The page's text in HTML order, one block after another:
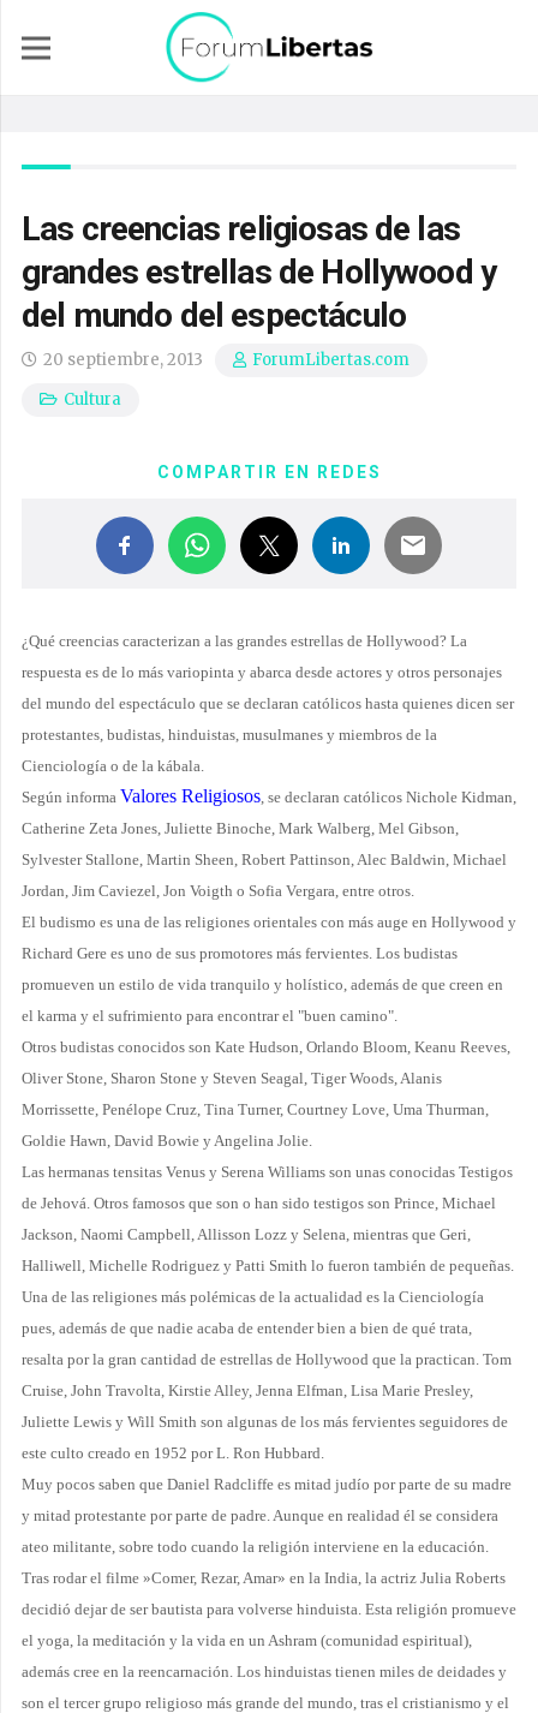
Las creencias religiosas de las
grandes estrellas de Hollywood y
del mundo del espectáculo
20 septiembre, 2013
ForumLibertas.com
Cultura
COMPARTIR EN REDES
¿Qué creencias caracterizan a las grandes estrellas de Hollywood? La
respuesta es de lo más variopinta y abarca desde actores y otros personajes
del mundo del espectáculo que se declaran católicos hasta quienes dicen ser
protestantes, budistas, hinduistas, musulmanes y miembros de la
Cienciología o de la kábala.
Según informa Valores Religiosos, se declaran católicos Nichole Kidman,
Catherine Zeta Jones, Juliette Binoche, Mark Walberg, Mel Gibson,
Sylvester Stallone, Martin Sheen, Robert Pattinson, Alec Baldwin, Michael
Jordan, Jim Caviezel, Jon Voigth o Sofia Vergara, entre otros.
El budismo es una de las religiones orientales con más auge en Hollywood y
Richard Gere es uno de sus promotores más fervientes. Los budistas
promueven un estilo de vida tranquilo y holístico, además de que creen en
el karma y el sufrimiento para encontrar el "buen camino".
Otros budistas conocidos son Kate Hudson, Orlando Bloom, Keanu Reeves,
Oliver Stone, Sharon Stone y Steven Seagal, Tiger Woods, Alanis
Morrissette, Penélope Cruz, Tina Turner, Courtney Love, Uma Thurman,
Goldie Hawn, David Bowie y Angelina Jolie.
Las hermanas tensitas Venus y Serena Williams son unas conocidas Testigos
de Jehová. Otros famosos que son o han sido testigos son Prince, Michael
Jackson, Naomi Campbell, Allisson Lozz y Selena, mientras que Geri,
Halliwell, Michelle Rodriguez y Patti Smith lo fueron también de pequeñas.
Una de las religiones más polémicas de la actualidad es la Cienciología
pues, además de que nadie acaba de entender bien a bien de qué trata,
resalta por la gran cantidad de estrellas de Hollywood que la practican. Tom
Cruise, John Travolta, Kirstie Alley, Jenna Elfman, Lisa Marie Presley,
Juliette Lewis y Will Smith son algunas de los más fervientes seguidores de
este culto creado en 1952 por L. Ron Hubbard.
Muy pocos saben que Daniel Radcliffe es mitad judío por parte de su madre
y mitad protestante por parte de padre. Aunque en realidad él se considera
ateo militante, sobre todo cuando la religión interviene en la educación.
Tras rodar el filme »Comer, Rezar, Amar» en la India, la actriz Julia Roberts
decidió dejar de ser bautista para volverse hinduista. Esta religión promueve
el yoga, la meditación y la vida en un Ashram (comunidad espiritual),
además cree en la reencarnación. Los hinduistas tienen miles de deidades y
son el tercer grupo religioso más grande del mundo, tras el cristianismo y el